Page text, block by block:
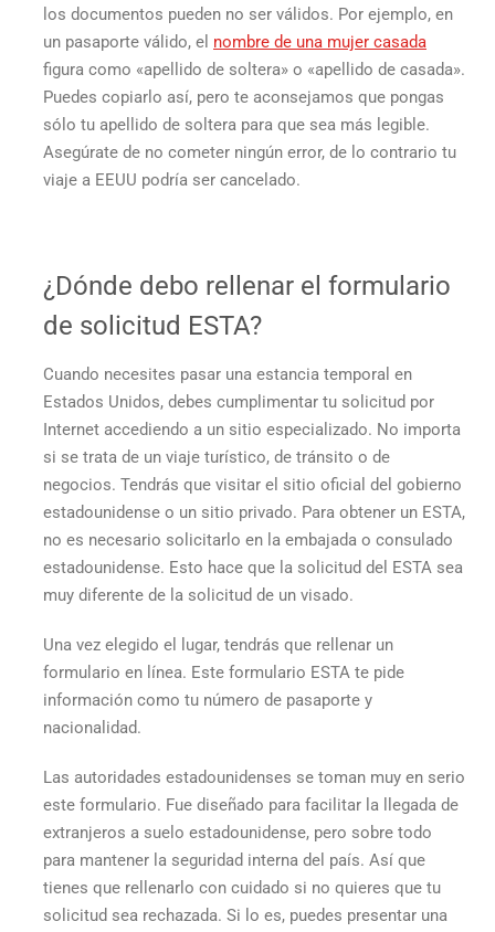
los documentos pueden no ser válidos. Por ejemplo, en
un pasaporte válido, el nombre de una mujer casada
figura como «apellido de soltera» o «apellido de casada».
Puedes copiarlo así, pero te aconsejamos que pongas
sólo tu apellido de soltera para que sea más legible.
Asegúrate de no cometer ningún error, de lo contrario tu
viaje a EEUU podría ser cancelado.
¿Dónde debo rellenar el formulario
de solicitud ESTA?
Cuando necesites pasar una estancia temporal en
Estados Unidos, debes cumplimentar tu solicitud por
Internet accediendo a un sitio especializado. No importa
si se trata de un viaje turístico, de tránsito o de
negocios. Tendrás que visitar el sitio oficial del gobierno
estadounidense o un sitio privado. Para obtener un ESTA,
no es necesario solicitarlo en la embajada o consulado
estadounidense. Esto hace que la solicitud del ESTA sea
muy diferente de la solicitud de un visado.
Una vez elegido el lugar, tendrás que rellenar un
formulario en línea. Este formulario ESTA te pide
información como tu número de pasaporte y
nacionalidad.
Las autoridades estadounidenses se toman muy en serio
este formulario. Fue diseñado para facilitar la llegada de
extranjeros a suelo estadounidense, pero sobre todo
para mantener la seguridad interna del país. Así que
tienes que rellenarlo con cuidado si no quieres que tu
solicitud sea rechazada. Si lo es, puedes presentar una